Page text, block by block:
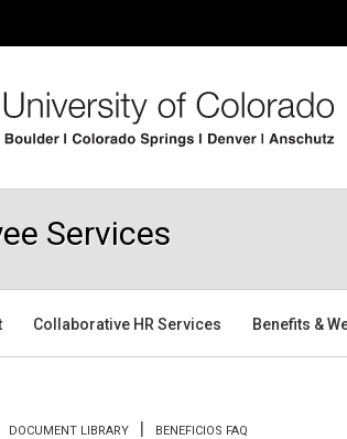
Services
Collaborative HR Services Benefits &
here
DOCUMENT LIBRARY BENEFICIOS FAQ